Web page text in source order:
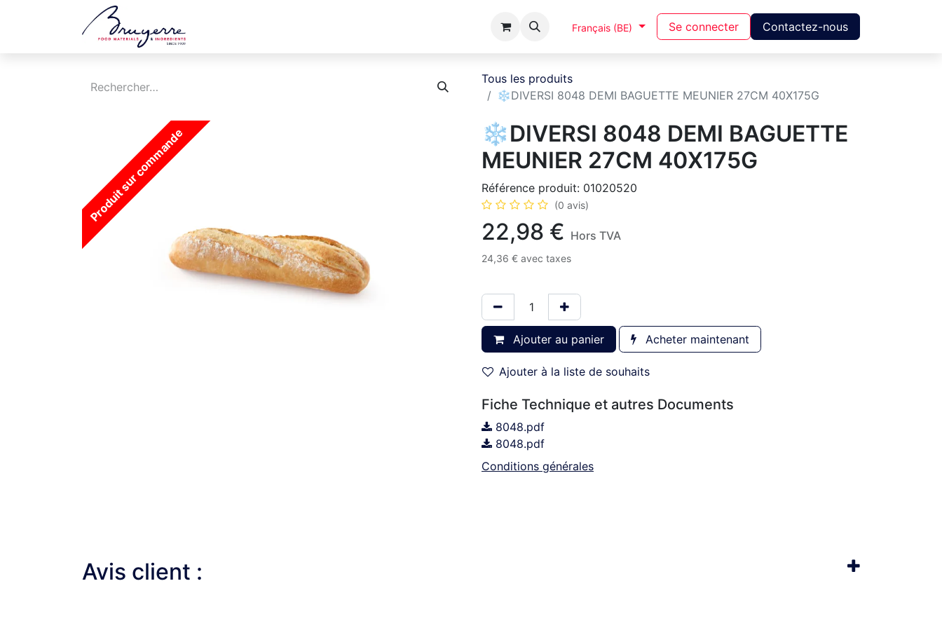
A Propos Français (BE) Se connecter Contactez-nous
Tous les produits
❄️DIVERSI 8048 DEMI BAGUETTE MEUNIER 27CM 40X175G
Produit sur commande
❄️DIVERSI 8048 DEMI BAGUETTE
MEUNIER 27CM 40X175G
Référence produit: 01020520
(0 avis)
22,98 € Hors TVA
24,36 € avec taxes
Ajouter au panier Acheter maintenant
Ajouter à la liste de souhaits
Fiche Technique et autres Documents
8048.pdf
8048.pdf
Conditions générales
Avis client :